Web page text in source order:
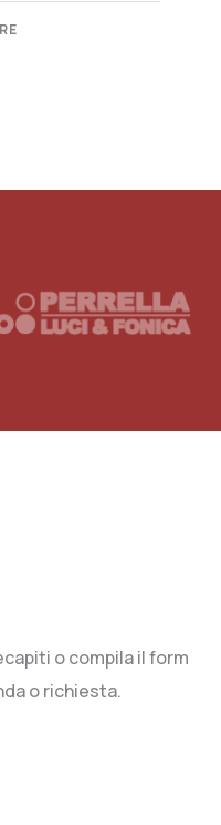
o compila il form
o richiesta.